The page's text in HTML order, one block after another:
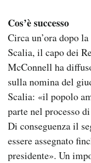
Cos’è successo
Circa un’ora dopo
Scalia, il capo dei
McConnell ha
sulla nomina del
Scalia: «il popolo
parte nel processo
Di conseguenza il
essere assegnato
presidente». Un